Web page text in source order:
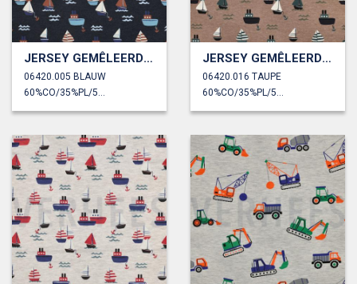
JERSEY GEMÊLEERD BOTEN
06420.005 BLAUW
JERSEY GEMÊLEERD BOTEN
06420.016 TAUPE